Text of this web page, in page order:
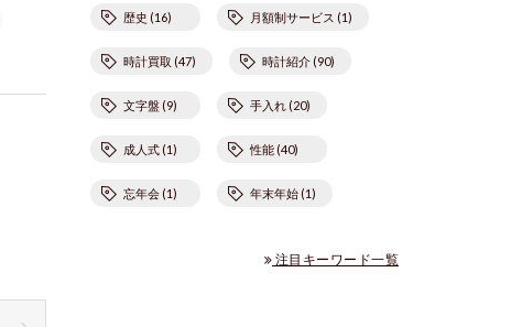
歴史 (16) 月額制サービス (1)
時計買取 (47) 時計紹介 (90)
文字盤 (9) 手入れ (20)
成人式 (1) 性能 (40)
忘年会 (1) 年末年始 (1)
注目キーワード一覧